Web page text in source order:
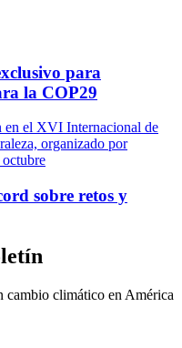
para
la COP29
sobre retos y
cambio climático en América